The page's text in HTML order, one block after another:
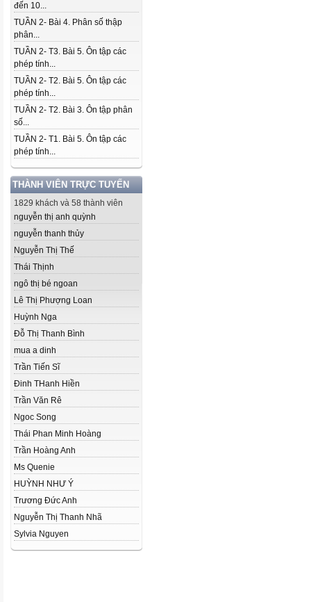
đến 10...
TUẦN 2- Bài 4. Phân số thập
phân...
TUẦN 2- T3. Bài 5. Ôn tập các
phép tính...
TUẦN 2- T2. Bài 5. Ôn tập các
phép tính...
TUẦN 2- T2. Bài 3. Ôn tập phân
số...
TUẦN 2- T1. Bài 5. Ôn tập các
phép tính...
THÀNH VIÊN TRỰC TUYẾN
1829 khách và 58 thành viên
nguyễn thị anh quỳnh
nguyễn thanh thủy
Nguyễn Thị Thế
Thái Thịnh
ngô thị bé ngoan
Lê Thị Phượng Loan
Huỳnh Nga
Đỗ Thị Thanh Bình
mua a dinh
Trần Tiến Sĩ
Đinh THanh Hiền
Trần Văn Rê
Ngoc Song
Thái Phan Minh Hoàng
Trần Hoàng Anh
Ms Quenie
HUỲNH NHƯ Ý
Trương Đức Anh
Nguyễn Thị Thanh Nhã
Sylvia Nguyen